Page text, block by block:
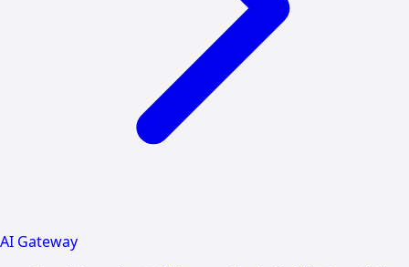
AI Gateway